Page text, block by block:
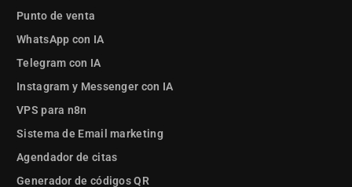
Punto de venta
WhatsApp con IA
Telegram con IA
Instagram y Messenger con IA
VPS para n8n
Sistema de Email marketing
Agendador de citas
Generador de códigos QR